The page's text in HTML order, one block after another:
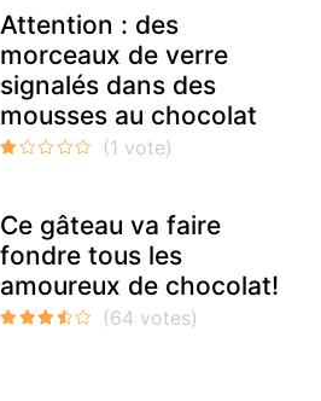
Attention : des
morceaux de verre
signalés dans des
mousses au chocolat
Ce gâteau va faire
fondre tous les
amoureux de chocolat!